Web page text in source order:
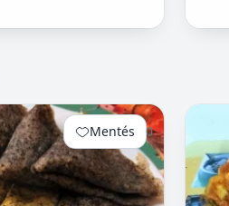
Mentés 0